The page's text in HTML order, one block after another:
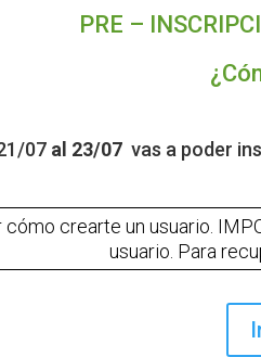
PRE –
07 al 23/07 vas a poder
cómo crearte un usuario.
usuario. Para